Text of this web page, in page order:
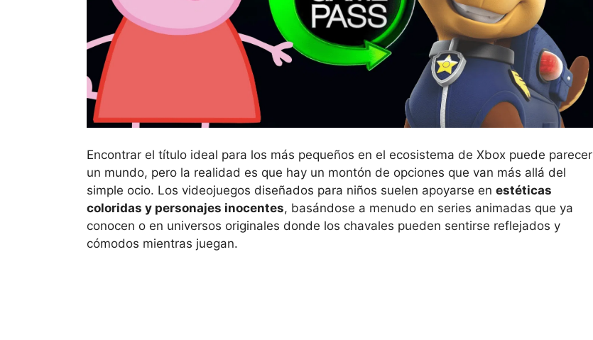
Encontrar el título ideal para los más pequeños en el ecosistema de Xbox puede parecer
un mundo, pero la realidad es que hay un montón de opciones que van más allá del
simple ocio. Los videojuegos diseñados para niños suelen apoyarse en estéticas
coloridas y personajes inocentes, basándose a menudo en series animadas que ya
conocen o en universos originales donde los chavales pueden sentirse reflejados y
cómodos mientras juegan.